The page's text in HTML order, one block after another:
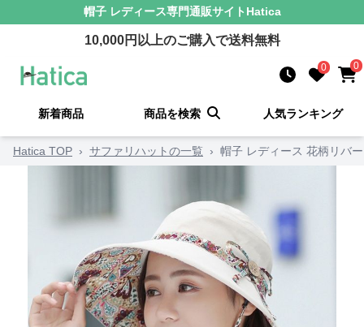
帽子 レディース専門通販サイト Hatica
10,000円以上のご購入で送料無料
0 0
新着商品 商品を検索 人気ランキング
Hatica TOP › サファリハットの一覧 › 帽子 レディース 花柄リバ